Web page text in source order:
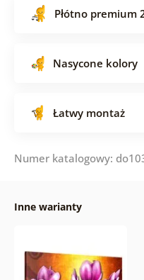
Płótno premium
Nasycone kolory
Łatwy montaż
Numer katalogowy:
Inne warianty